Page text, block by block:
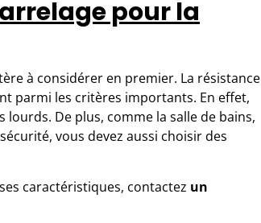
pour la
à considérer en premier. La résistance
parmi les critères importants. En effet,
lourds. De plus, comme la salle de bains,
vous devez aussi choisir des
caractéristiques, contactez un